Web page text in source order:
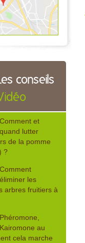
conseils
Comment et
quand lutter
de la pomme
?
Comment
éliminer les
arbres fruitiers à
Phéromone,
Kairomone au
cela marche